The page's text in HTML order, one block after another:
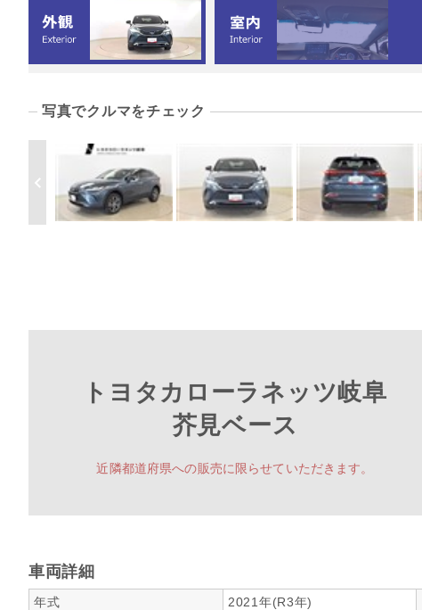
写真でクルマをチェック
トヨタカローラネッツ岐阜
芥見ベース
近隣都道府県への販売に限らせていただきます。
車両詳細
年式 2021年(R3年)